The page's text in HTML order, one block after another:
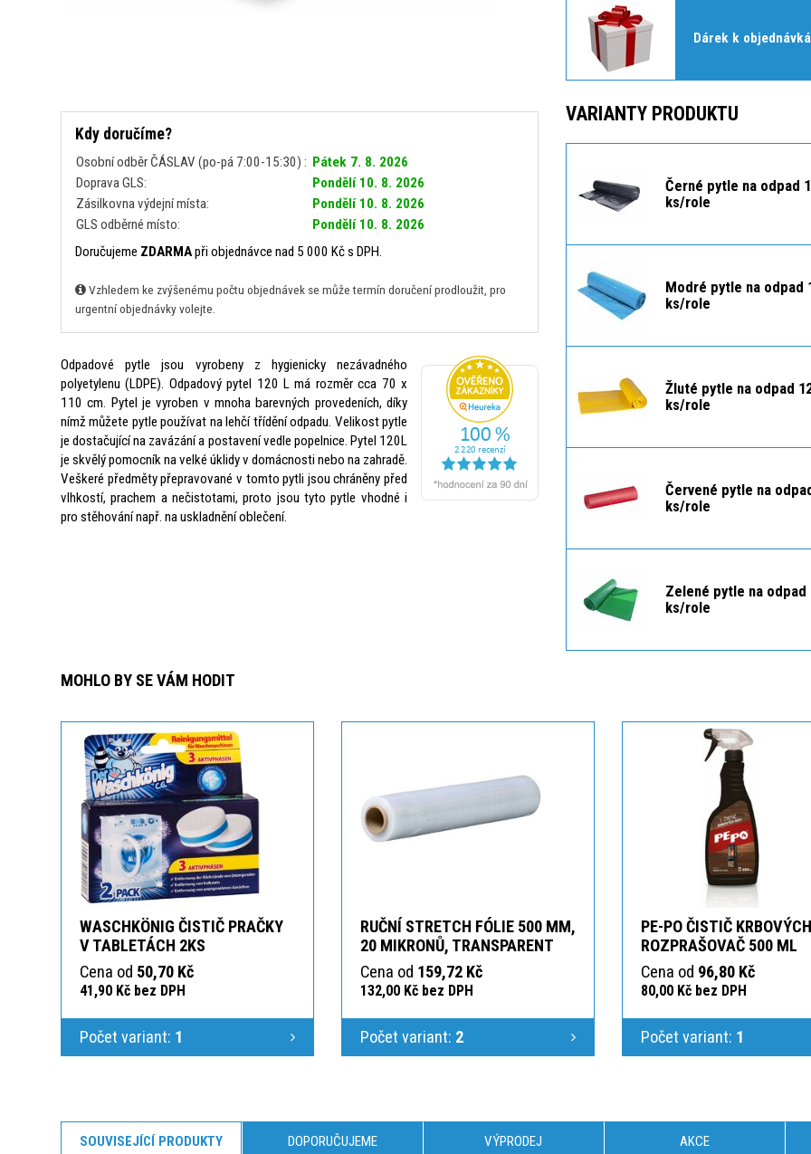
Kdy doručíme?
Osobní odběr ČÁSLAV (po-pá 7:00-15:30) : Pátek 7. 8. 2026
Doprava GLS:
Pondělí 10. 8. 2026
Zásilkovna výdejní místa:
Pondělí 10. 8. 2026
GLS odběrné místo:
Pondělí 10. 8. 2026
Doručujeme ZDARMApři objednávce nad 5 000 Kč s DPH.
Vzhledem ke zvýšenému počtu objednávek se může termín doručení prodloužit, pro
urgentní objednávky volejte.
Odpadové pytle jsou vyrobeny z hygienicky nezávadného
polyetylenu (LDPE). Odpadový pytel 120 L má rozměr cca 70 x
110 cm. Pytel je vyroben v mnoha barevných provedeních, díky
nímž můžete pytle používat na lehčí třídění odpadu. Velikost pytle
je dostačující na zavázání a postavení vedle popelnice. Pytel 120L
je skvělý pomocník na velké úklidy v domácnosti nebo na zahradě.
Veškeré předměty přepravované v tomto pytli jsou chráněny před
vlhkostí, prachem a nečistotami, proto jsou tyto pytle vhodné i
pro stěhování např. na uskladnění oblečení.
Dárek k
VARIANTY PRODUKTU
Černé pytle na odpad
ks/role
Modré pytle na odpad
ks/role
Žluté pytle na odpad
ks/role
Červené pytle na
ks/role
Zelené pytle na odpad
ks/role
MOHLO BY SE VÁM HODIT
WASCHKÖNIG ČISTIČ PRAČKY
V TABLETÁCH 2KS
Cena od 50,70 Kč
41,90 Kč bez DPH
Počet variant: 1
RUČNÍ STRETCH FÓLIE 500 MM,
20 MIKRONŮ, TRANSPARENT
Cena od 159,72 Kč
132,00 Kč bez DPH
Počet variant: 2
PE-PO ČISTIČ
ROZPRAŠOVAČ 500 ML
Cena od 96,80 Kč
80,00 Kč bez DPH
Počet variant: 1
SOUVISEJÍCÍ PRODUKTY DOPORUČUJEME VÝPRODEJ AKCE